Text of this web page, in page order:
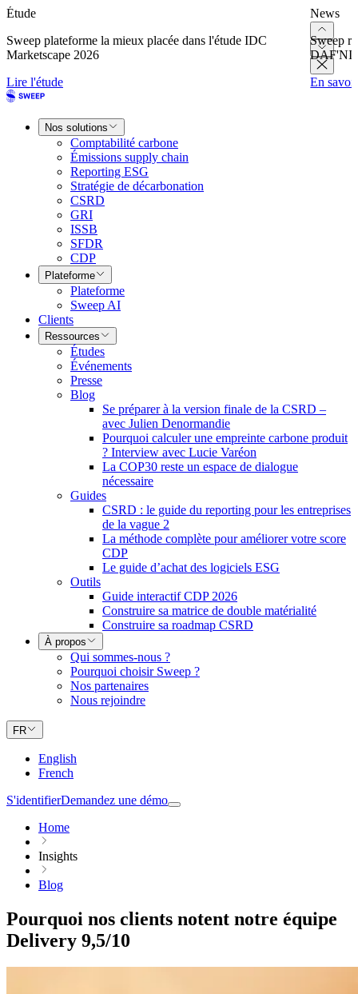
Étude
Sweep plateforme la mieux placée dans l'étude IDC
Marketscape 2026
Lire l'étude
News
Sweep
En
Nos solutions
Comptabilité carbone
Émissions supply chain
Reporting ESG
Stratégie de décarbonation
CSRD
GRI
ISSB
SFDR
CDP
Plateforme
Plateforme
Sweep AI
Clients
Ressources
Études
Événements
Presse
Blog
Se préparer à la version finale de la CSRD –
avec Julien Denormandie
Pourquoi calculer une empreinte carbone produit
? Interview avec Lucie Varéon
La COP30 reste un espace de dialogue
nécessaire
Guides
CSRD : le guide du reporting pour les entreprises
de la vague 2
La méthode complète pour améliorer votre score
CDP
Le guide d’achat des logiciels ESG
Outils
Guide interactif CDP 2026
Construire sa matrice de double matérialité
Construire sa roadmap CSRD
À propos
Qui sommes-nous ?
Pourquoi choisir Sweep ?
Nos partenaires
Nous rejoindre
FR
English
French
S'identifierDemandez une démo
Home
Insights
Blog
Pourquoi nos clients notent notre équipe
Delivery 9,5/10